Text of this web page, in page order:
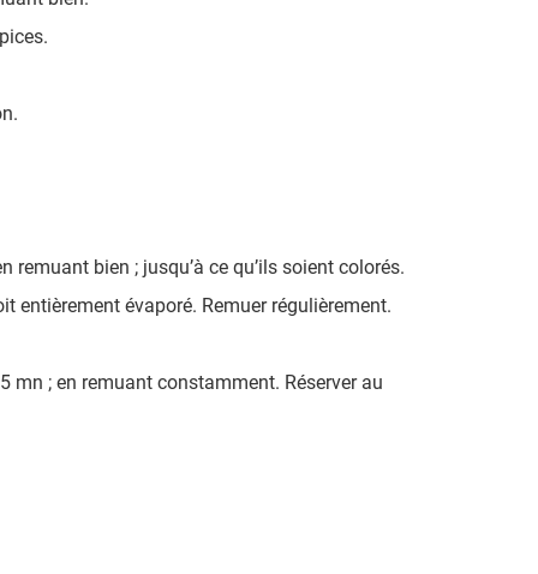
bien ; jusqu’à ce qu’ils soient colorés.
entièrement évaporé. Remuer régulièrement.
mn ; en remuant constamment. Réserver au